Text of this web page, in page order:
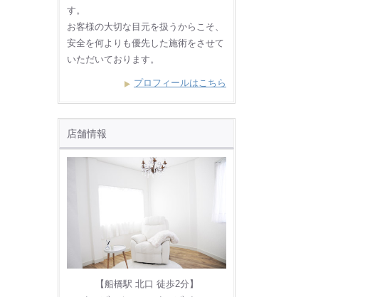
す。
お客様の大切な目元を扱うからこそ、
安全を何よりも優先した施術をさせて
いただいております。
プロフィールはこちら
店舗情報
【船橋駅 北口 徒歩2分】